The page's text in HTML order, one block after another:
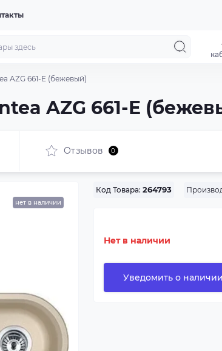
AZG 661-E (бежевый)
AZG 661-E
Отзывов 0
нет в наличии
Код Товара: 264793
Нет в наличии
Уведомить о